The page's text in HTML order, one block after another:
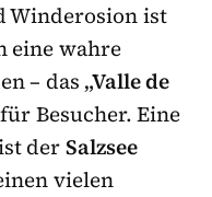
Winderosion ist
eine wahre
– das „Valle de
Besucher. Eine
derSalzsee
vielen